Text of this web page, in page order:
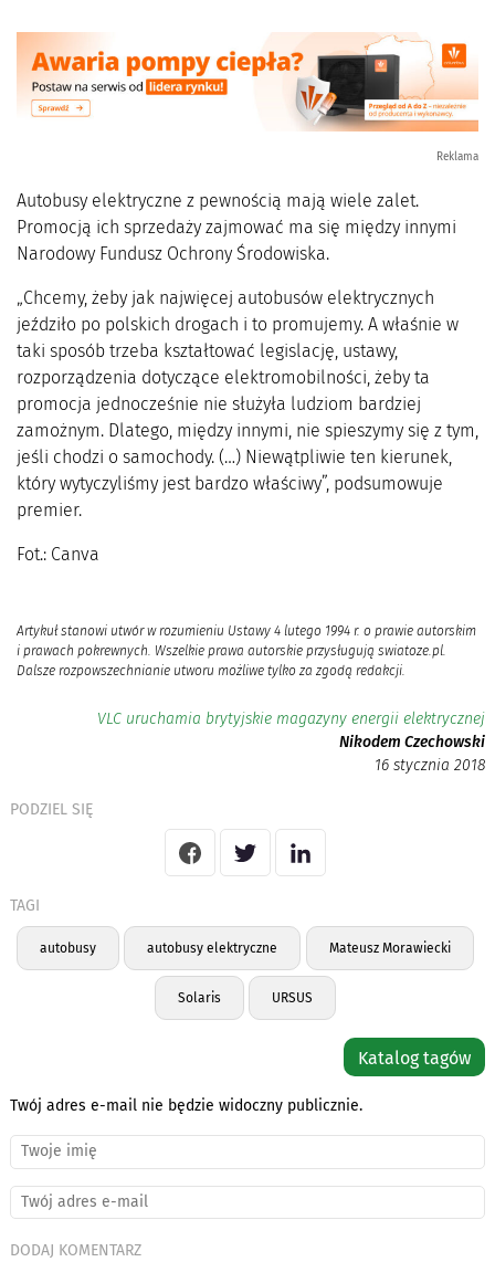
Reklama
Autobusy elektryczne z pewnością mają wiele zalet.
Promocją ich sprzedaży zajmować ma się między innymi
Narodowy Fundusz Ochrony Środowiska.
„Chcemy, żeby jak najwięcej autobusów elektrycznych
jeździło po polskich drogach i to promujemy. A właśnie w
taki sposób trzeba kształtować legislację, ustawy,
rozporządzenia dotyczące elektromobilności, żeby ta
promocja jednocześnie nie służyła ludziom bardziej
zamożnym. Dlatego, między innymi, nie spieszymy się z tym,
jeśli chodzi o samochody. (…) Niewątpliwie ten kierunek,
który wytyczyliśmy jest bardzo właściwy”, podsumowuje
premier.
Fot.: Canva
Artykuł stanowi utwór w rozumieniu Ustawy 4 lutego 1994 r. o prawie autorskim
i prawach pokrewnych. Wszelkie prawa autorskie przysługują swiatoze.pl.
Dalsze rozpowszechnianie utworu możliwe tylko za zgodą redakcji.
VLC uruchamia brytyjskie magazyny energii elektrycznej
Nikodem Czechowski
16 stycznia 2018
PODZIEL SIĘ
TAGI
autobusy autobusy elektryczne Mateusz Morawiecki
Solaris URSUS
Katalog tagów
Twój adres e-mail nie będzie widoczny publicznie.
DODAJ KOMENTARZ